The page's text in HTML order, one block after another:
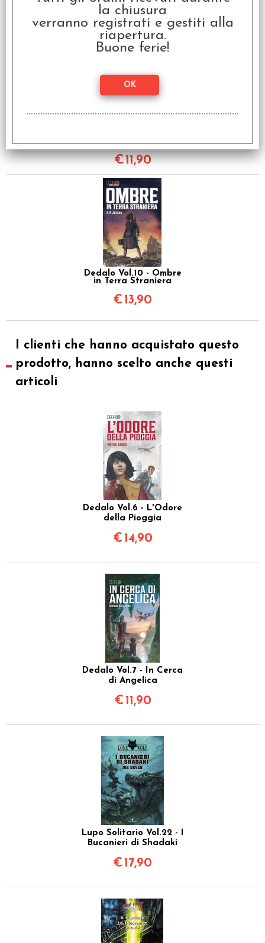
€ 13,90
Verde
€11,90
Dedalo Vol.10 - Ombre
in Terra Straniera
€ 13,90
I clienti che hanno acquistato questo
prodotto, hanno scelto anche questi
articoli
Dedalo Vol.6 - L'Odore
della Pioggia
€ 14,90
Dedalo Vol.7 - In Cerca
di Angelica
€ 11,90
Lupo Solitario Vol.22 - I
Bucanieri di Shadaki
€ 17,90
la chiusura
verranno registrati e gestiti alla
riapertura.
Buone ferie!